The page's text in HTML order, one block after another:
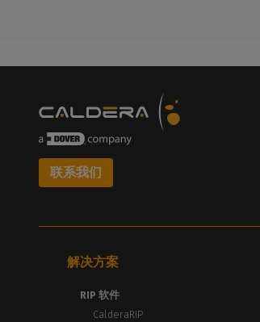
联系我们
解决方案
RIP 软件
CalderaRIP